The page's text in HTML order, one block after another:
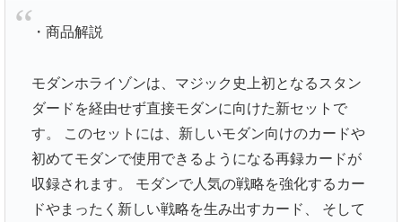
・商品解説
モダンホライゾンは、マジック史上初となるスタン
ダードを経由せず直接モダンに向けた新セットで
す。 このセットには、新しいモダン向けのカードや
初めてモダンで使用できるようになる再録カードが
収録されます。 モダンで人気の戦略を強化するカー
ドやまったく新しい戦略を生み出すカード、 そして